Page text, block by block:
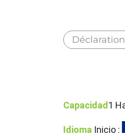
Capacidad 1
Idioma Inicio :